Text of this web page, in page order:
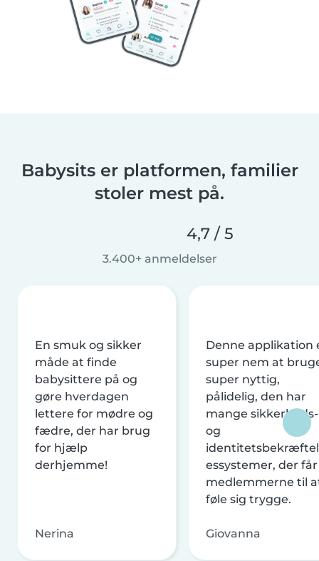
Babysits er platformen, familier
stoler mest på.
4,7 / 5
3.400+ anmeldelser
En smuk og sikker
måde at finde
babysittere på og
gøre hverdagen
lettere for mødre og
fædre, der har brug
for hjælp
derhjemme!
Nerina
Denne applikation
super nem at
super nyttig,
pålidelig, den har
mange sikkerheds-
og
essystemer, der får
medlemmerne til
føle sig trygge.
Giovanna